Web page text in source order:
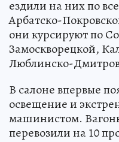
ездили на них по
Арбатско-
они курсируют по
Замоскворецкой,
Люблинско-
В салоне впервые
освещение и
машинистом.
перевозили на 10